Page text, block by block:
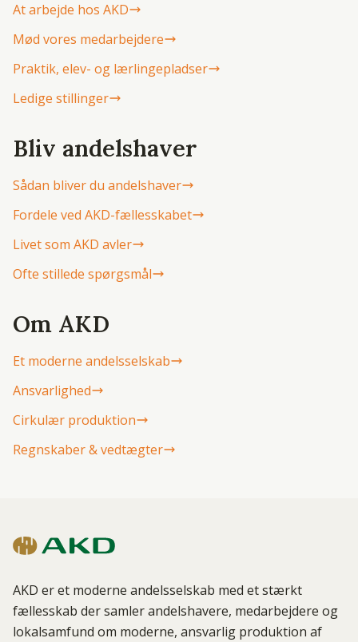
At arbejde hos AKD
Mød vores medarbejdere
Praktik, elev- og lærlingepladser
Ledige stillinger
Bliv andelshaver
Sådan bliver du andelshaver
Fordele ved AKD-fællesskabet
Livet som AKD avler
Ofte stillede spørgsmål
Om AKD
Et moderne andelsselskab
Ansvarlighed
Cirkulær produktion
Regnskaber & vedtægter
AKD er et moderne andelsselskab med et stærkt
fællesskab der samler andelshavere, medarbejdere og
lokalsamfund om moderne, ansvarlig produktion af